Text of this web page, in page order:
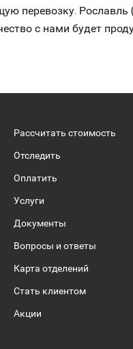
перевозку.
с нами будет
Рассчитать стоимость
Отследить
Оплатить
Услуги
Документы
Вопросы и ответы
Карта отделений
Стать клиентом
Акции